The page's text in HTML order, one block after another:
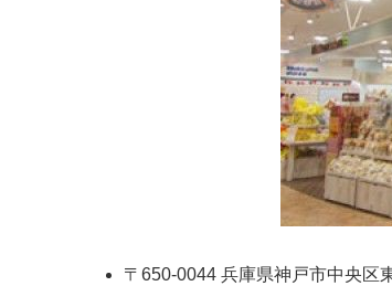
〒650-0044 兵庫県神戸市中央区